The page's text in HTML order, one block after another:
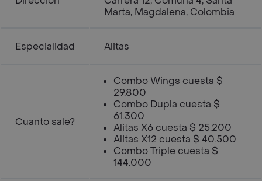
Marta, Magdalena, Colombia
Especialidad Alitas
Cuanto sale?
Combo Wings cuesta $
29.800
Combo Dupla cuesta $
61.300
Alitas X6 cuesta $ 25.200
Alitas X12 cuesta $ 40.500
Combo Triple cuesta $
144.000